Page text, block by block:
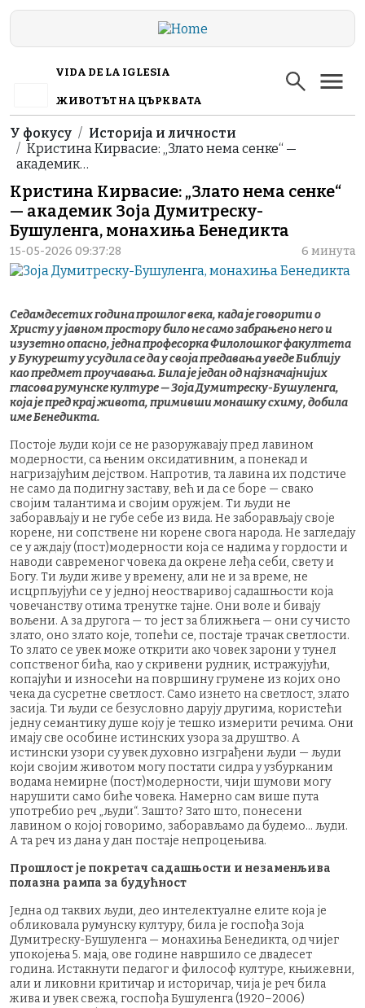
Skip to main content
VIDA DE LA IGLESIA
ЖИВОТЪТ НА ЦЪРКВАТА
Breadcrumb
У фокусу
Историја и личности
Кристина Кирвасие: „Злато нема сенке“ —
академик…
Кристина Кирвасие: „Злато нема сенке“
— академик Зоја Думитреску-
Бушуленга, монахиња Бенедикта
15-05-2026 09:37:28 6 минута
Седамдесетих година прошлог века, када је говорити о
Христу у јавном простору било не само забрањено него и
изузетно опасно, једна професорка Филолошког факултета
у Букурешту усудила се да у своја предавања уведе Библију
као предмет проучавања. Била је један од најзначајнијих
гласова румунске културе — Зоја Думитреску-Бушуленга,
која је пред крај живота, примивши монашку схиму, добила
име Бенедикта.
Постоје људи који се не разоружавају пред лавином
модерности, са њеним оксидативним, а понекад и
нагризајућим дејством. Напротив, та лавина их подстиче
не само да подигну заставу, већ и да се боре — свако
својим талантима и својим оружјем. Ти људи не
заборављају и не губе себе из вида. Не заборављају своје
корене, ни сопствене ни корене свога народа. Не загледају
се у аждају (пост)модерности која се надима у гордости и
наводи савременог човека да окрене леђа себи, свету и
Богу. Ти људи живе у времену, али не и за време, не
исцрпљујући се у једној неостваривој садашњости која
човечанству отима тренутке тајне. Они воле и бивају
вољени. А за другога — то јест за ближњега — они су чисто
злато, оно злато које, топећи се, постаје трачак светлости.
То злато се увек може открити ако човек зарони у тунел
сопственог бића, као у скривени рудник, истражујући,
копајући и износећи на површину грумене из којих оно
чека да сусретне светлост. Само изнето на светлост, злато
засија. Ти људи се безусловно дарују другима, користећи
једну семантику душе коју је тешко измерити речима. Они
имају све особине истинских узора за друштво. А
истински узори су увек духовно изграђени људи — људи
који својим животом могу постати сидра у узбурканим
водама немирне (пост)модерности, чији шумови могу
нарушити само биће човека. Намерно сам више пута
употребио реч „људи“. Зашто? Зато што, понесени
лавином о којој говоримо, заборављамо да будемо… људи.
А та реч из дана у дан постаје непроцењива.
Прошлост је покретач садашњости и незаменљива
полазна рампа за будућност
Једна од таквих људи, део интелектуалне елите која је
обликовала румунску културу, била је госпођа Зоја
Думитреску-Бушуленга — монахиња Бенедикта, од чијег
упокојења 5. маја, ове године навршило се двадесет
година. Истакнути педагог и философ културе, књижевни,
али и ликовни критичар и историчар, чија је реч била
жива и увек свежа, госпођа Бушуленга (1920–2006)